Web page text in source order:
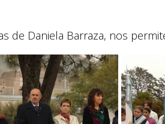
de Daniela Barraza, nos